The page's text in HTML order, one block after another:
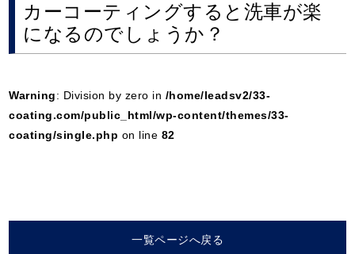
カーコーティングすると洗車が楽
になるのでしょうか？
Warning: Division by zero in /home/leadsv2/33-
coating.com/public_html/wp-content/themes/33-
coating/single.php on line 82
一覧ページへ戻る